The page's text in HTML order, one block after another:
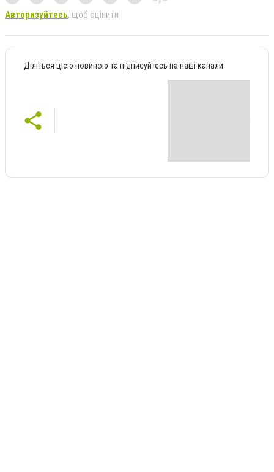
Авторизуйтесь, щоб оцінити
Діліться цією новиною та підписуйтесь на наші канали